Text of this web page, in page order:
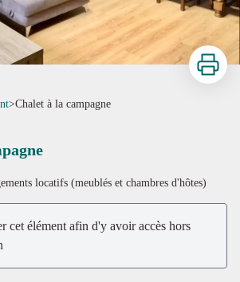
Voir l'image en plein écran
Imprimer
>Chalet à la campagne
locatifs (meublés et chambres d'hôtes)
cet élément afin d'y avoir accès hors